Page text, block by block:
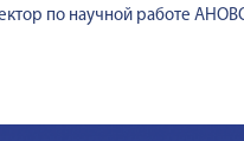
по научной работе